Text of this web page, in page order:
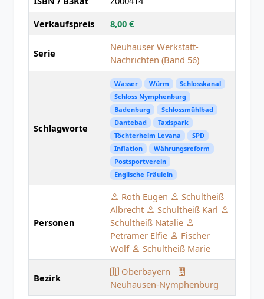
Verkaufspreis
8,00 €
Serie
Neuhauser Werkstatt-
Nachrichten (Band 56)
Schlagworte
Wasser Würm
Schlosskanal
Schloss Nymphenburg
Badenburg
Schlossmühlbad
Dantebad
Taxispark
Töchterheim Levana
SPD
Inflation
Währungsreform
Postsportverein
Englische Fräulein
Personen
Roth Eugen
Schultheiß
Albrecht
Schultheiß Karl
Schultheiß Natalie
Petramer Elfie
Fischer
Wolf
Schultheiß Marie
Bezirk
Oberbayern
Neuhausen-Nymphenburg